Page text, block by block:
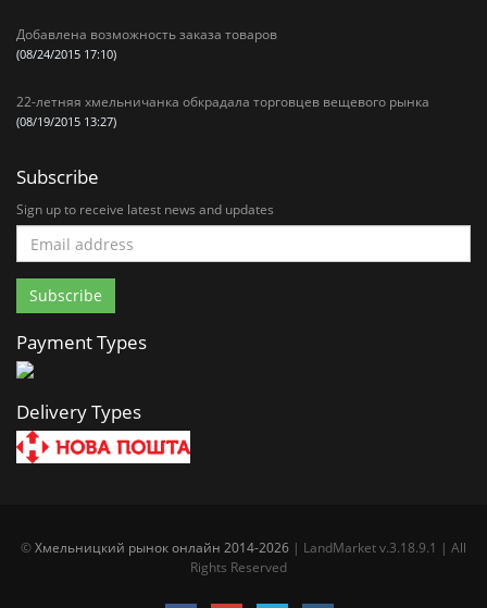
Добавлена возможность заказа товаров
(08/24/2015 17:10)
22-летняя хмельничанка обкрадала торговцев вещевого рынка
(08/19/2015 13:27)
Subscribe
Sign up to receive latest news and updates
Payment Types
Delivery Types
©Хмельницкий рынок онлайн 2014-2026 | LandMarket v.3.18.9.1 | All
Rights Reserved